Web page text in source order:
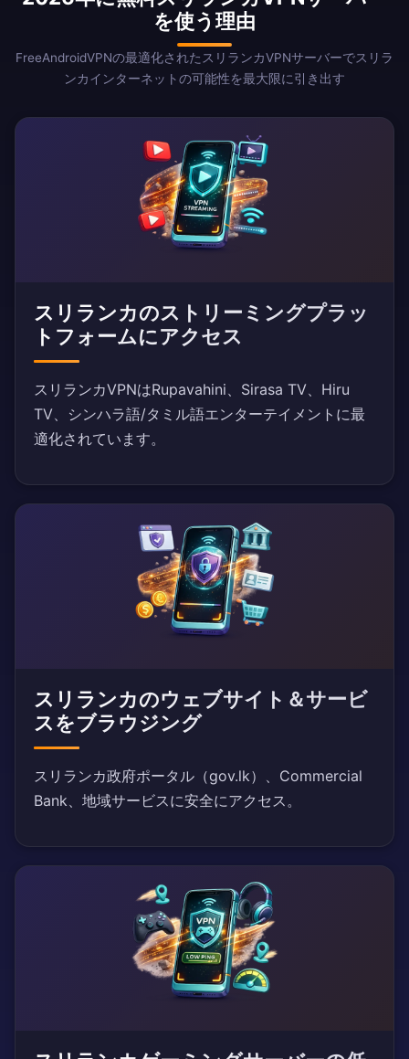
を使う理由
FreeAndroidVPNの最適化されたスリランカVPNサーバーでスリラ
ンカインターネットの可能性を最大限に引き出す
スリランカのストリーミングプラッ
トフォームにアクセス
スリランカVPNはRupavahini、Sirasa TV、Hiru
TV、シンハラ語/タミル語エンターテイメントに最
適化されています。
スリランカのウェブサイト＆サービ
スをブラウジング
スリランカ政府ポータル（gov.lk）、Commercial
Bank、地域サービスに安全にアクセス。